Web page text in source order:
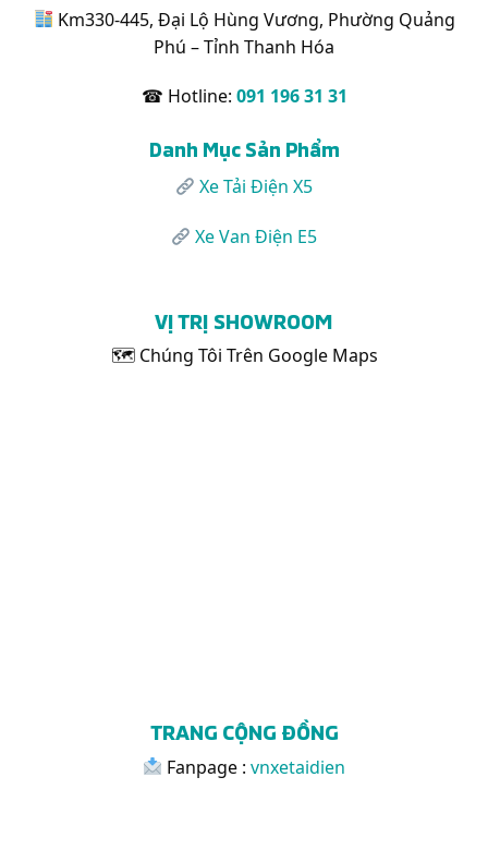
Bàn
Giao
Km330-445, Đại Lộ Hùng Vương, Phường Quảng
Phú – Tỉnh Thanh Hóa
☎ Hotline: 091 196 31 31
Danh Mục Sản Phẩm
Xe Tải Điện X5
Xe Van Điện E5
VỊ TRỊ SHOWROOM
🗺 Chúng Tôi Trên Google Maps
TRANG CỘNG ĐỒNG
Fanpage :vnxetaidien